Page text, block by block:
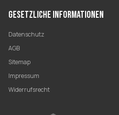
GESETZLICHE INFORMATIONEN
Datenschutz
AGB
Sitemap
Impressum
Widerrufsrecht